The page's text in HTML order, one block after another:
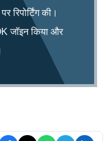
रिपोर्टिंग की।
जॉइन किया और